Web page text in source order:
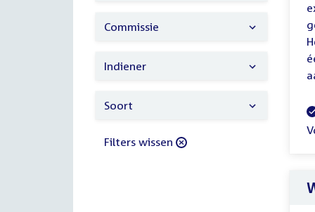
Commissie
Indiener
Soort
Filters wissen